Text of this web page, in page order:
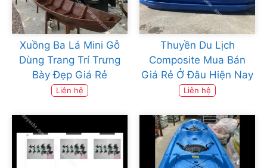
Xuồng Ba Lá Mini Gỗ
Dùng Trang Trí Trưng
Bày Đẹp Giá Rẻ
Liên hệ
Thuyền Du Lịch
Composite Mua Bán
Giá Rẻ Ở Đâu Hiện Nay
Liên hệ